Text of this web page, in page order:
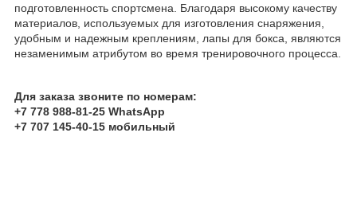
подготовленность спортсмена. Благодаря высокому качеству
материалов, используемых для изготовления снаряжения,
удобным и надежным креплениям, лапы для бокса, являются
незаменимым атрибутом во время тренировочного процесса.
Для заказа звоните по номерам:
+7 778 988-81-25 WhatsApp
+7 707 145-40-15 мобильный